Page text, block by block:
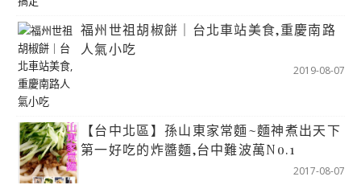
福州世祖胡椒餅｜台北車站美食,重慶南路
人氣小吃
2019-08-07
【台中北區】孫山東家常麵~麵神煮出天下
第一好吃的炸醬麵,台中難波萬No.1
2017-08-07